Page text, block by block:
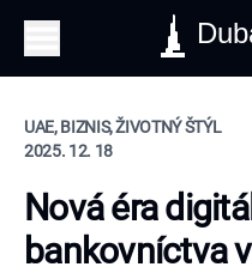
UAE, BIZNIS, ŽIVOTNÝ ŠTÝL
2025. 12. 18
Nová éra
bankovníctva